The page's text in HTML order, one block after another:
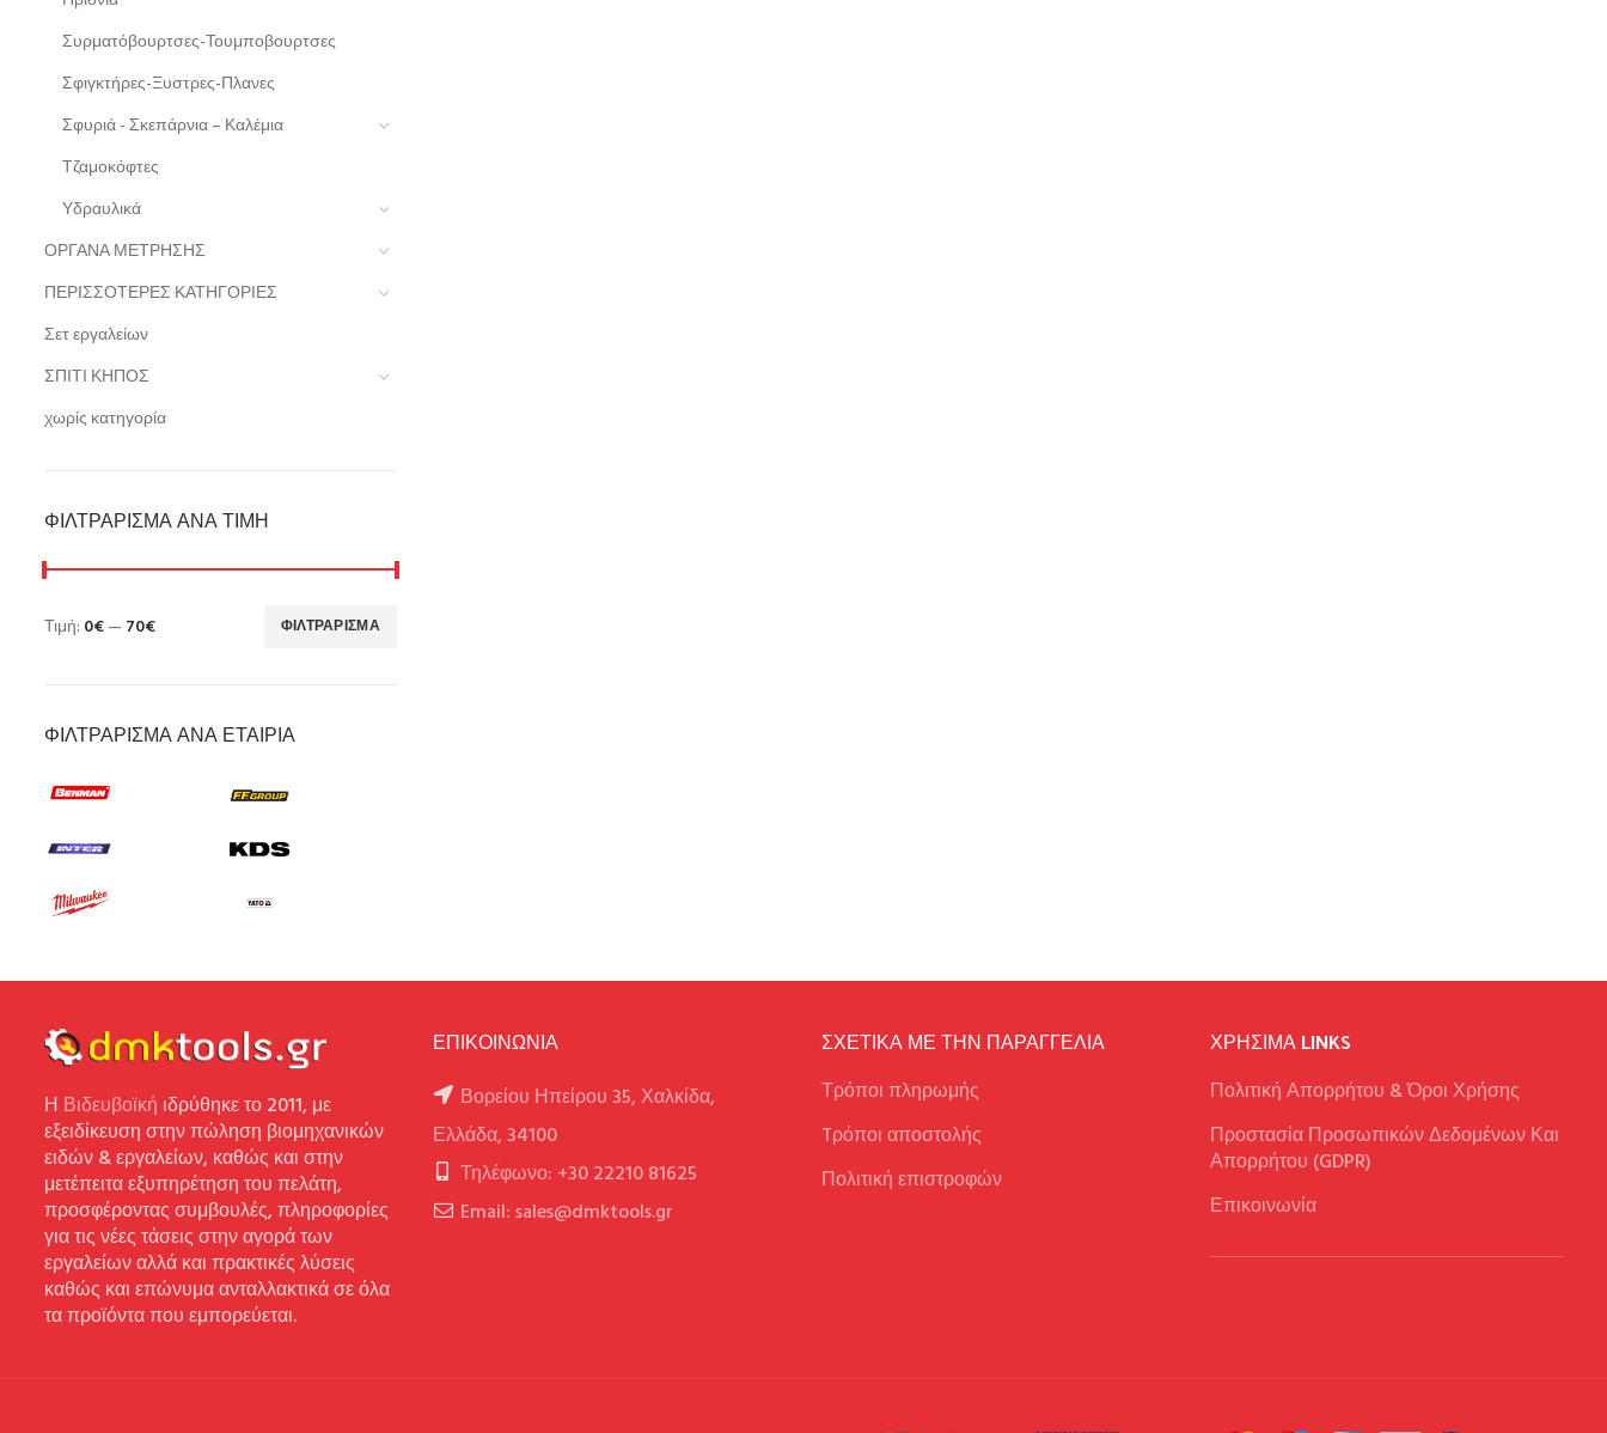
Συρματόβουρτσες-Τουμποβουρτσες
Σφιγκτήρες-Ξυστρες-Πλανες
Σφυριά - Σκεπάρνια – Καλέμια
Τζαμοκόφτες
Υδραυλικά
ΟΡΓΑΝΑ ΜΕΤΡΗΣΗΣ
ΠΕΡΙΣΣΟΤΕΡΕΣ ΚΑΤΗΓΟΡΙΕΣ
Σετ εργαλείων
ΣΠΙΤΙ ΚΗΠΟΣ
χωρίς κατηγορία
ΦΙΛΤΡΆΡΙΣΜΑ ΑΝΆ ΤΙΜΉ
ΦΙΛΤΡΆΡΙΣΜΑ
Τιμή: 0€— 70€
ΦΙΛΤΡΆΡΙΣΜΑ ΑΝΆ ΕΤΑΙΡΊΑ
Η Βιδευβοϊκή ιδρύθηκε το 2011, με
εξειδίκευση στην πώληση βιομηχανικών
ειδών & εργαλείων, καθώς και στην
μετέπειτα εξυπηρέτηση του πελάτη,
προσφέροντας συμβουλές, πληροφορίες
για τις νέες τάσεις στην αγορά των
εργαλείων αλλά και πρακτικές λύσεις
καθώς και επώνυμα ανταλλακτικά σε όλα
τα προϊόντα που εμπορεύεται.
ΕΠΙΚΟΙΝΩΝΙΑ
Βορείου Ηπείρου 35, Χαλκίδα,
Ελλάδα, 34100
Τηλέφωνο: +30 22210 81625
Email: sales@dmktools.gr
ΣΧΕΤΙΚΑ ΜΕ ΤΗΝ ΠΑΡΑΓΓΕΛΙΑ
Τρόποι πληρωμής
Tρόποι αποστολής
Πολιτική επιστροφών
ΧΡΉΣΙΜΑ LINKS
Πολιτική Απορρήτου & Όροι Χρήσης
Προστασία Προσωπικών Δεδομένων Και
Απορρήτου (GDPR)
Επικοινωνία